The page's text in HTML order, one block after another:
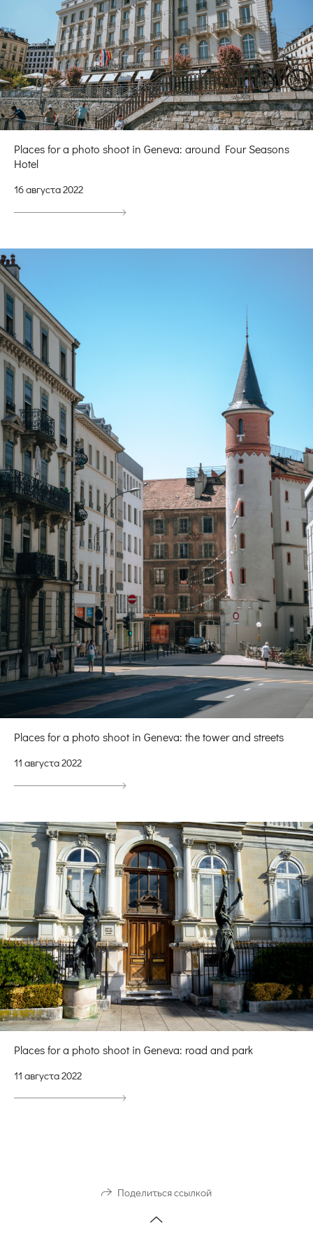
Places for a photo shoot in Geneva: around Four Seasons
Hotel
16 августа 2022
Places for a photo shoot in Geneva: the tower and streets
11 августа 2022
Places for a photo shoot in Geneva: road and park
11 августа 2022
Поделиться ссылкой